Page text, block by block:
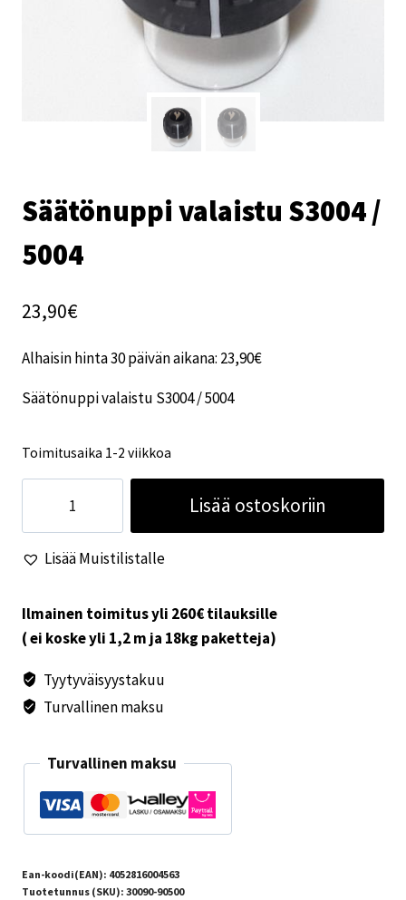
Säätönuppi valaistu S3004 /
5004
23,90€
Alhaisin hinta 30 päivän aikana: 23,90€
Säätönuppi valaistu S3004 / 5004
Toimitusaika 1-2 viikkoa
valaistu
S3004
/
määrä
Lisää ostoskoriin
Lisää Muistilistalle
Ilmainen toimitus yli 260€ tilauksille
( ei koske yli 1,2 m ja 18kg paketteja)
Tyytyväisyystakuu
Turvallinen maksu
Turvallinen maksu
Ean-koodi(EAN): 4052816004563
Tuotetunnus (SKU): 30090-90500